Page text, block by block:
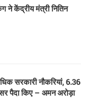
ने केंद्रीय मंत्री नितिन
सरकारी नौकरियां, 6.36
पैदा किए – अमन अरोड़ा